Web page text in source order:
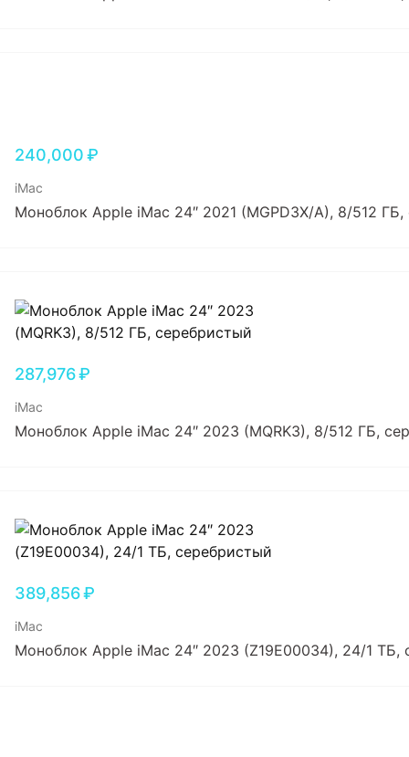
240,000₽
iMac
Моноблок Apple iMac 24″ 2021 (MGPD3X/A), 8/512
287,976₽
iMac
Моноблок Apple iMac 24″ 2023 (MQRK3), 8/512 ГБ,
389,856₽
iMac
Моноблок Apple iMac 24″ 2023 (Z19E00034), 24/1 ТБ,